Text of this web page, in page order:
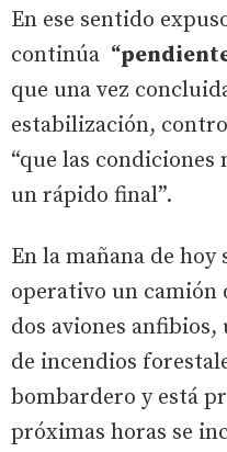
En ese sentido
continúa
que una vez
estabilización,
“que las
un rápido final”.
En la mañana de hoy
operativo un camión
dos aviones
de incendios
bombardero y está
próximas horas se